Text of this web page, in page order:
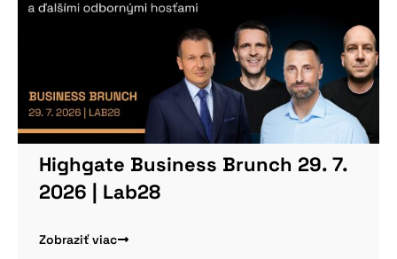
Highgate Business Brunch 29. 7.
2026 | Lab28
Zobraziť viac